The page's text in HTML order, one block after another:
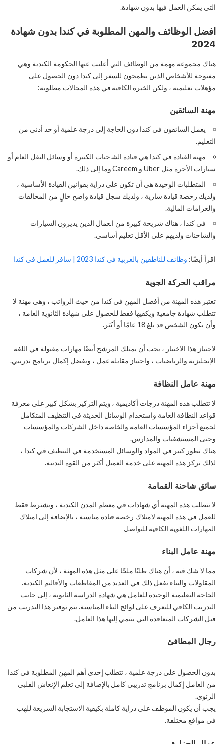
التي يمكن العمل فيها بدون شهادة.
افضل الوظائف والمهن المطلوبة في كندا بدون شهادة
2024
هناك مجموعة مهمة من الوظائف التي أعلنت عنها الحكومة الكندية وهي
مفتوحة للأشخاص الذين يطمحون للسفر إلى كندا دون الحصول على
مؤهلات تعليمية ، ولكن الخبرة الكافية في هذه المجالات مطلوبة:
مهنة السائقين
يعمل السائقون في كندا دون الحاجة إلى درجة علمية أو حد أدنى من
التعليم.
مهنة القيادة في كندا هي قيادة الشاحنات الكبيرة أو وسائل النقل العام أو
سيارات الأجرة مثل Uber و Careem وما إلى ذلك.
المتطلبات الوحيدة هي أن تكون على دراية بقوانين القيادة الأساسية ،
ولديك رخصة قيادة سارية ، ولديك سجل قيادة واضح خالٍ من المخالفات
والغرامات المالية.
في كندا ، هناك شريحة كبيرة من العمال الذين يديرون السيارات
والشاحنات ولديهم على الأقل تعليم أساسي.
اقرأ أيضًا: وظائف للناطقين بالعربية في كندا 2023 | سافر للعمل في كندا
مراقب الحركة الجوية
تعتبر هذه المهنة من أفضل المهن في كندا من حيث الرواتب ، وهي مهنة لا
تتطلب شهادة جامعية ويكفيها فقط للحصول على شهادة الثانوية العامة ،
وأن يكون الشخص قد بلغ 18 عامًا أو أكثر.
لاجتياز هذا الاختبار ، يجب أن يمتلك المرشح أيضًا مهارات مقبولة في اللغة
الإنجليزية والرياضيات ، واجتياز مقابلة عمل ، ويفضل إكمال برنامج تدريبي.
مهنة عامل النظافة
لا تتطلب هذه المهنة درجات أكاديمية ، ويتم التركيز بشكل كبير على معرفة
قواعد النظافة العامة واستخدام الوسائل الحديثة في التنظيف المتكامل
لجميع أجزاء المؤسسات العامة والخاصة داخل الشركات والمؤسسات
وحتى المستشفيات والمدارس.
هناك تطور كبير في المواد والوسائل المستخدمة في التنظيف في كندا ،
لذلك تركز هذه المهنة على خدمة العميل أكثر من القوة البدنية.
سائق شاحنة القمامة
لا تتطلب هذه المهنة أي شهادات في معظم المدن الكندية ، ويشترط فقط
للعمل في هذه المهنة لامتلاك رخصة قيادة مناسبة ، بالإضافة إلى امتلاك
المهارات اللغوية الكافية للتواصل
مهنة عامل البناء
مما لا شك فيه ، أن هناك طلبًا ملحًا على مثل هذه المهنة ، لأن شركات
المقاولات والبناء تفعل ذلك في العديد من المقاطعات والأقاليم الكندية.
الحاجة التعليمية الوحيدة للعامل هي شهادة الدراسة الثانوية ، إلى جانب
التدريب الكافي للتعرف على لوائح البناء المناسبة. يتم توفير هذا التدريب من
قبل الشركات المتعاقدة التي ينتمي إليها هذا العامل.
رجال المطافئ
بدون الحصول على درجة علمية ، تتطلب إحدى أهم المهن المطلوبة في كندا
من العامل إكمال برنامج تدريبي كامل بالإضافة إلى تعلم الإنعاش القلبي
الرئوي.
يجب أن يكون الموظف على دراية كاملة بكيفية الاستجابة السريعة للهب
في مواقع مختلفة.